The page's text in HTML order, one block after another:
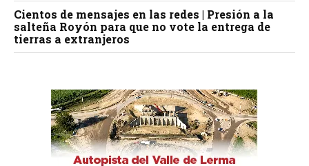
Cientos de mensajes en las redes | Presión a la
salteña Royón para que no vote la entrega de
tierras a extranjeros